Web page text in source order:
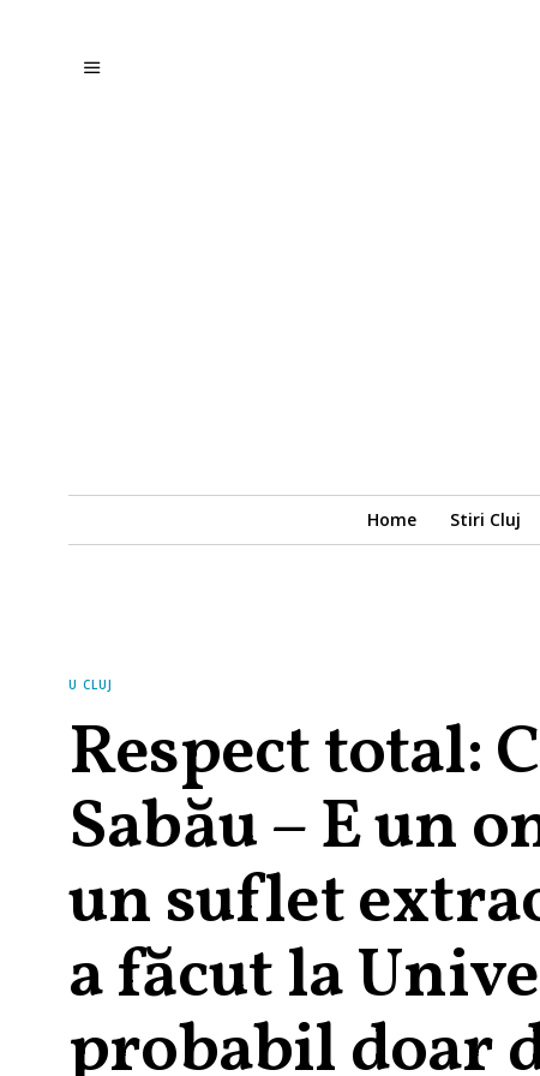
Home Stiri Cluj
U CLUJ
Respect total:
Sabău – E un
un suflet
a făcut la
probabil doar